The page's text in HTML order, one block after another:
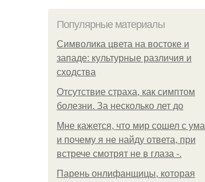
Популярные материалы
Символика цвета на востоке и
западе: культурные различия и
сходства
Отсутствие страха, как симптом
болезни. За несколько лет до
Мне кажется, что мир сошел с
и почему я не найду ответа, при
встрече смотрят не в глаза -.
Парень онлифанщицы, которая